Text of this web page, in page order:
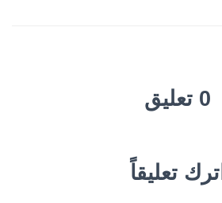
0 تعليق
اترك تعليقاً